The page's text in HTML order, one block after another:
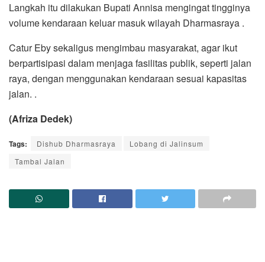
Langkah itu dilakukan Bupati Annisa mengingat tingginya
volume kendaraan keluar masuk wilayah Dharmasraya .
Catur Eby sekaligus mengimbau masyarakat, agar ikut
berpartisipasi dalam menjaga fasilitas publik, seperti jalan
raya, dengan menggunakan kendaraan sesuai kapasitas
jalan. .
(Afriza Dedek)
Tags: Dishub Dharmasraya
Lobang di Jalinsum
Tambal Jalan